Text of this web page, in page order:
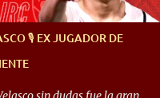
y eso también ayudó a que
siento mejor por izquierda,
mucho jugar de 9, y juego sin
derecha también. Jugar de 9
🎙 EX JUGADOR DE